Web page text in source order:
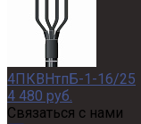
4ПКВНтпБ-1-16/25
4 480 руб.
Связаться с нами